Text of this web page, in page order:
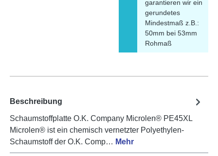
garantieren wir ein
gerundetes
Mindestmaß z.B.:
50mm bei 53mm
Rohmaß
Beschreibung
Schaumstoffplatte O.K. Company Microlen® PE45XL
Microlen® ist ein chemisch vernetzter Polyethylen-
Schaumstoff der O.K. Comp… Mehr